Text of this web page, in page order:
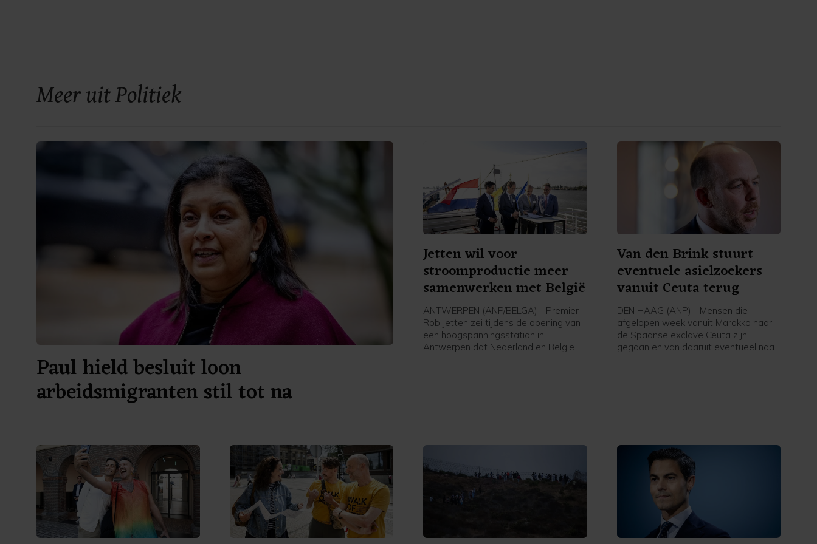
Meer uit Politiek
Paul hield besluit loon
arbeidsmigranten stil tot na
Jetten wil voor
stroomproductie meer
samenwerken met België
ANTWERPEN (ANP/BELGA) - Premier
Rob Jetten zei tijdens de opening van
een hoogspanningsstation in
Antwerpen dat Nederland en België
Van den Brink stuurt
eventuele asielzoekers
vanuit Ceuta terug
DEN HAAG (ANP) - Mensen die
afgelopen week vanuit Marokko naar
de Spaanse exclave Ceuta zijn
gegaan en van daaruit eventueel naar
ander land.